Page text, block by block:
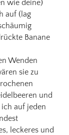
wie deine)
auf (lag
Banane
Wenden
sie zu
und
auf jeden
leckeres und